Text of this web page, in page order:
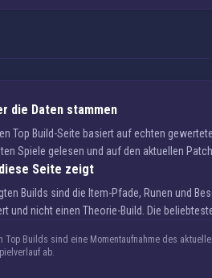
die Daten stammen
Top Build-Seite basiert auf echten
Spiele gelesen und auf den aktuellen
Seite zeigt
Builds sind die Item-Pfade, Runen und
und nicht einen Theorie-Build. Die
Top Builds sind eine Momentaufnahme des
ab.